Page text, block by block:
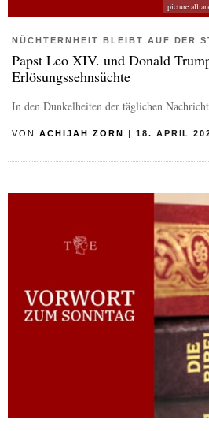
picture
NÜCHTERNHEIT BLEIBT AUF DER
Papst Leo XIV. und Donald
Erlösungssehnsüchte
In den Dunkelheiten der täglichen
VON ACHIJAH ZORN 18. APRIL